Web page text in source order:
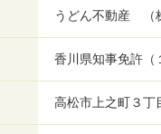
うどん不動産 （
香川県知事免許（
高松市上之町３丁